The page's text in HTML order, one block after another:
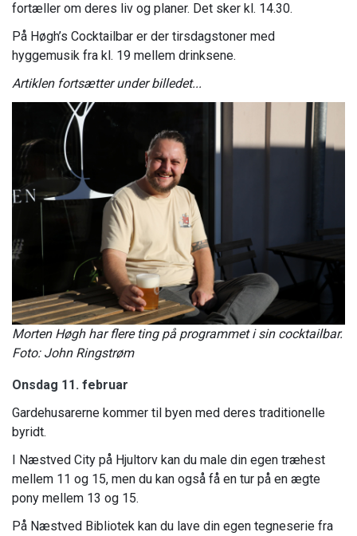
fortæller om deres liv og planer. Det sker kl. 14.30.
På Høgh’s Cocktailbar er der tirsdagstoner med
hyggemusik fra kl. 19 mellem drinksene.
Artiklen fortsætter under billedet...
Morten Høgh har flere ting på programmet i sin cocktailbar.
Foto: John Ringstrøm
Onsdag 11. februar
Gardehusarerne kommer til byen med deres traditionelle
byridt.
I Næstved City på Hjultorv kan du male din egen træhest
mellem 11 og 15, men du kan også få en tur på en ægte
pony mellem 13 og 15.
På Næstved Bibliotek kan du lave din egen tegneserie fra